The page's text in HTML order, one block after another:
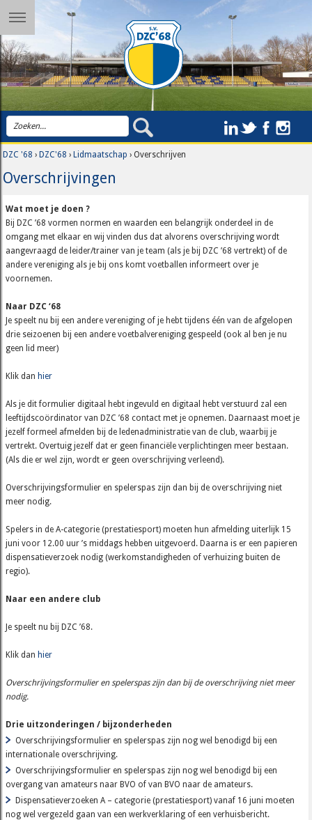
DZC '68 ›DZC'68 ›Lidmaatschap › Overschrijven
Overschrijvingen
Wat moet je doen ?
Bij DZC ’68 vormen normen en waarden een belangrijk onderdeel in de
omgang met elkaar en wij vinden dus dat alvorens overschrijving wordt
aangevraagd de leider/trainer van je team (als je bij DZC ’68 vertrekt) of de
andere vereniging als je bij ons komt voetballen informeert over je
voornemen.
Naar DZC ‘68
Je speelt nu bij een andere vereniging of je hebt tijdens één van de afgelopen
drie seizoenen bij een andere voetbalvereniging gespeeld (ook al ben je nu
geen lid meer)
Klik dan hier
Als je dit formulier digitaal hebt ingevuld en digitaal hebt verstuurd zal een
leeftijdscoördinator van DZC ’68 contact met je opnemen. Daarnaast moet je
jezelf formeel afmelden bij de ledenadministratie van de club, waarbij je
vertrekt. Overtuig jezelf dat er geen financiële verplichtingen meer bestaan.
(Als die er wel zijn, wordt er geen overschrijving verleend).
Overschrijvingsformulier en spelerspas zijn dan bij de overschrijving niet
meer nodig.
Spelers in de A-categorie (prestatiesport) moeten hun afmelding uiterlijk 15
juni voor 12.00 uur ’s middags hebben uitgevoerd. Daarna is er een papieren
dispensatieverzoek nodig (werkomstandigheden of verhuizing buiten de
regio).
Naar een andere club
Je speelt nu bij DZC ’68.
Klik dan hier
Overschrijvingsformulier en spelerspas zijn dan bij de overschrijving niet meer
nodig.
Drie uitzonderingen / bijzonderheden
Overschrijvingsformulier en spelerspas zijn nog wel benodigd bij een
internationale overschrijving.
Overschrijvingsformulier en spelerspas zijn nog wel benodigd bij een
overgang van amateurs naar BVO of van BVO naar de amateurs.
Dispensatieverzoeken A – categorie (prestatiesport) vanaf 16 juni moeten
nog wel vergezeld gaan van een werkverklaring of een verhuisbericht.